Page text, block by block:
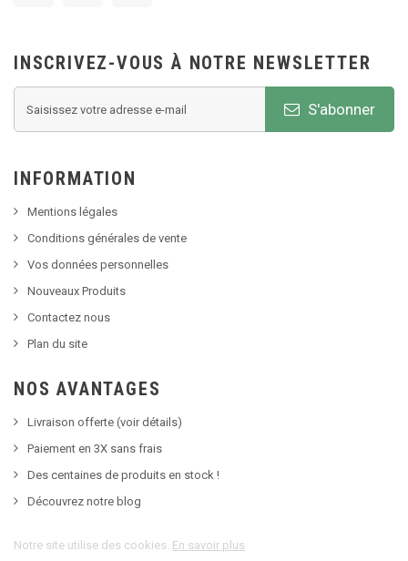
INSCRIVEZ-VOUS À NOTRE NEWSLETTER
S'abonner
INFORMATION
Mentions légales
Conditions générales de vente
Vos données personnelles
Nouveaux Produits
Contactez nous
Plan du site
NOS AVANTAGES
Livraison offerte (voir détails)
Paiement en 3X sans frais
Des centaines de produits en stock !
Découvrez notre blog
Notre site utilise des cookies. En savoir plus